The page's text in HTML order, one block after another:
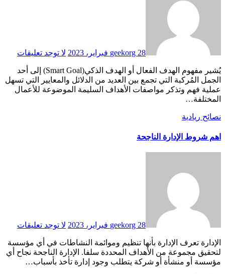
geekorg 28 فبراير، 2023 لا توجد تعليقات
يُشير مفهوم الهدف الفعال أو الهدف الذكي(Smart Goal) إلى أحد
الجمل المُركبة التي تجمع بين العديد من الدلائل والمعايير التي تسهل
عملية فهم وتذكر مواصفات الأهداف السليمة الموضوعة للأعمال
المختلفة…
نصائح ريادية
اهم شروط الإدارة الناجحة
geekorg 28 فبراير، 2023 لا توجد تعليقات
لتحقيق مجموعة من الأهداف المحددة سلفا. الإدارة الناجحة نجاح أي
مؤسسة أو منشأة أو شركة يتطلب وجود إدارة تأخذ بأسباب…